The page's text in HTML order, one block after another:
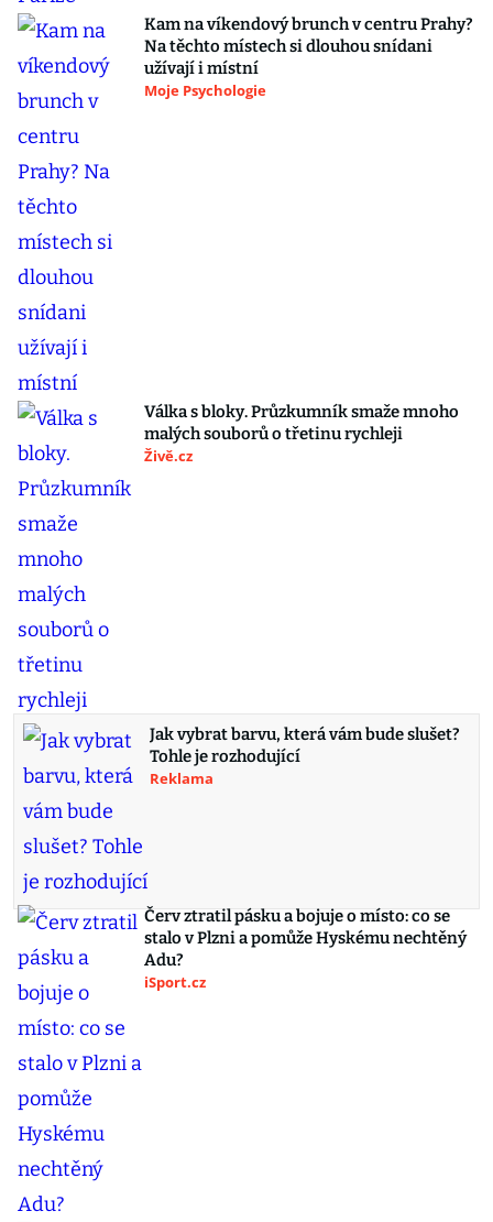
Kam na víkendový brunch v centru Prahy?
Na těchto místech si dlouhou snídani
užívají i místní
Moje Psychologie
Válka s bloky. Průzkumník smaže mnoho
malých souborů o třetinu rychleji
Živě.cz
Jak vybrat barvu, která vám bude slušet?
Tohle je rozhodující
Reklama
Červ ztratil pásku a bojuje o místo: co se
stalo v Plzni a pomůže Hyskému nechtěný
Adu?
iSport.cz